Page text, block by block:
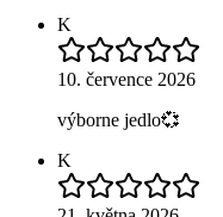
K
10. července 2026
výborne jedlo💞
K